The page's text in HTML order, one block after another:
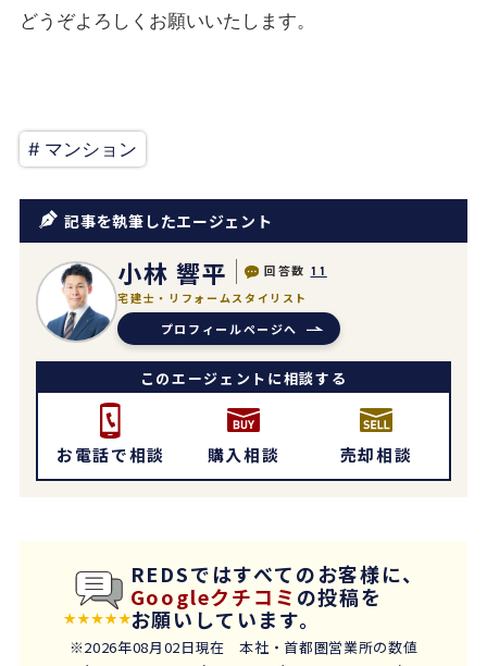
どうぞよろしくお願いいたします。
# マンション
記事を執筆したエージェント
小林 響平 回答数 11
宅建士・リフォームスタイリスト
プロフィールページへ
このエージェントに相談する
お電話で相談 購入相談 売却相談
REDSではすべてのお客様に、
Googleクチコミ の投稿を
お願いしています。
※2026年08月02日現在 本社・首都圏営業所の数値